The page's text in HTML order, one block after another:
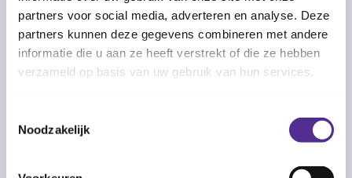
partners voor social media, adverteren en analyse. Deze
partners kunnen deze gegevens combineren met andere
informatie die u aan ze heeft verstrekt of die ze hebben
verzameld op basis van uw gebruik van hun services.
Noodzakelijk
Jaarverslag 2024
Jaarverslag 2023
Jaarverslag 2022